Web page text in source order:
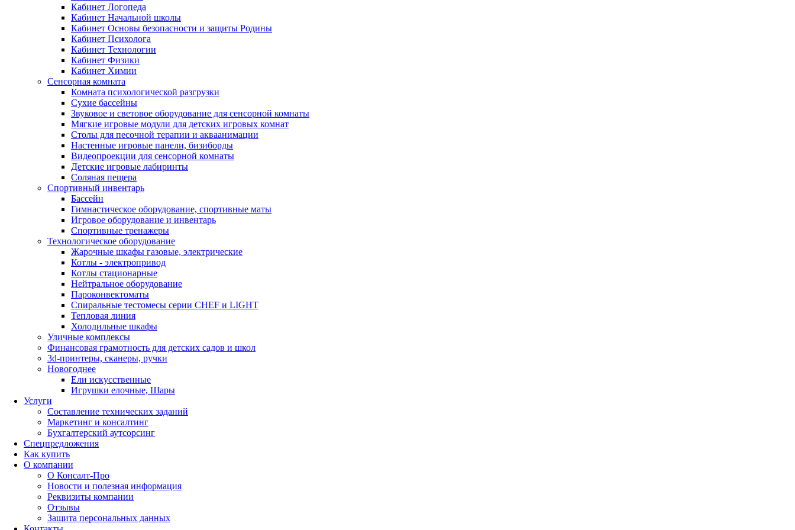
Кабинет Логопеда
Кабинет Начальной школы
Кабинет Основы безопасности и защиты Родины
Кабинет Психолога
Кабинет Технологии
Кабинет Физики
Кабинет Химии
Сенсорная комната
Комната психологической разгрузки
Сухие бассейны
Звуковое и световое оборудование для сенсорной комнаты
Мягкие игровые модули для детских игровых комнат
Столы для песочной терапии и акваанимации
Настенные игровые панели, бизиборды
Видеопроекции для сенсорной комнаты
Детские игровые лабиринты
Соляная пещера
Спортивный инвентарь
Бассейн
Гимнастическое оборудование, спортивные маты
Игровое оборудование и инвентарь
Спортивные тренажеры
Технологическое оборудование
Жарочные шкафы газовые, электрические
Котлы - электропривод
Котлы стационарные
Нейтральное оборудование
Пароконвектоматы
Спиральные тестомесы серии CHEF и LIGHT
Тепловая линия
Холодильные шкафы
Уличные комплексы
Финансовая грамотность для детских садов и школ
3d-принтеры, сканеры, ручки
Новогоднее
Ели искусственные
Игрушки елочные, Шары
Услуги
Составление технических заданий
Маркетинг и консалтинг
Бухгалтерский аутсорсинг
Спецпредложения
Как купить
О компании
О Консалт-Про
Новости и полезная информация
Реквизиты компании
Отзывы
Защита персональных данных